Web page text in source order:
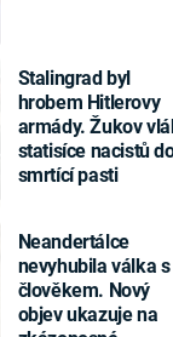
Stalingrad byl
hrobem Hitlerovy
armády. Žukov
statisíce nacistů
smrtící pasti
Neandertálce
nevyhubila válka s
člověkem. Nový
objev ukazuje na